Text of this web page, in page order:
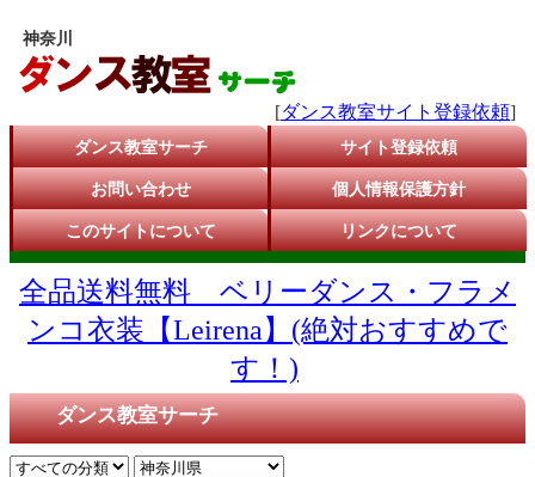
神奈川
[ダンス教室サイト登録依頼]
ダンス教室サーチ サイト登録依頼
お問い合わせ 個人情報保護方針
このサイトについて リンクについて
全品送料無料 ベリーダンス・フラメ
ンコ衣装【Leirena】(絶対おすすめで
す！)
ダンス教室サーチ